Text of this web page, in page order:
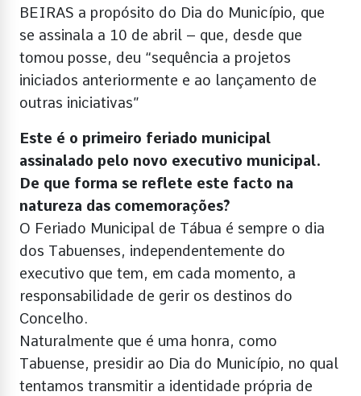
BEIRAS a propósito do Dia do Município, que
se assinala a 10 de abril – que, desde que
tomou posse, deu “sequência a projetos
iniciados anteriormente e ao lançamento de
outras iniciativas”
Este é o primeiro feriado municipal
assinalado pelo novo executivo municipal.
De que forma se reflete este facto na
natureza das comemorações?
O Feriado Municipal de Tábua é sempre o dia
dos Tabuenses, independentemente do
executivo que tem, em cada momento, a
responsabilidade de gerir os destinos do
Concelho.
Naturalmente que é uma honra, como
Tabuense, presidir ao Dia do Município, no qual
tentamos transmitir a identidade própria de